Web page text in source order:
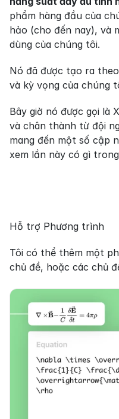
phẩm hàng đầu của
hảo (cho đến nay), và
dùng của chúng tôi.
Nó đã được tạo ra
và kỳ vọng của chúng
Bây giờ nó được gọi là
và chân thành từ đội
mang đến một số cập
xem lần này có gì
Hỗ trợ Phương trình
Tôi có thể thêm một
chủ đề, hoặc các chủ